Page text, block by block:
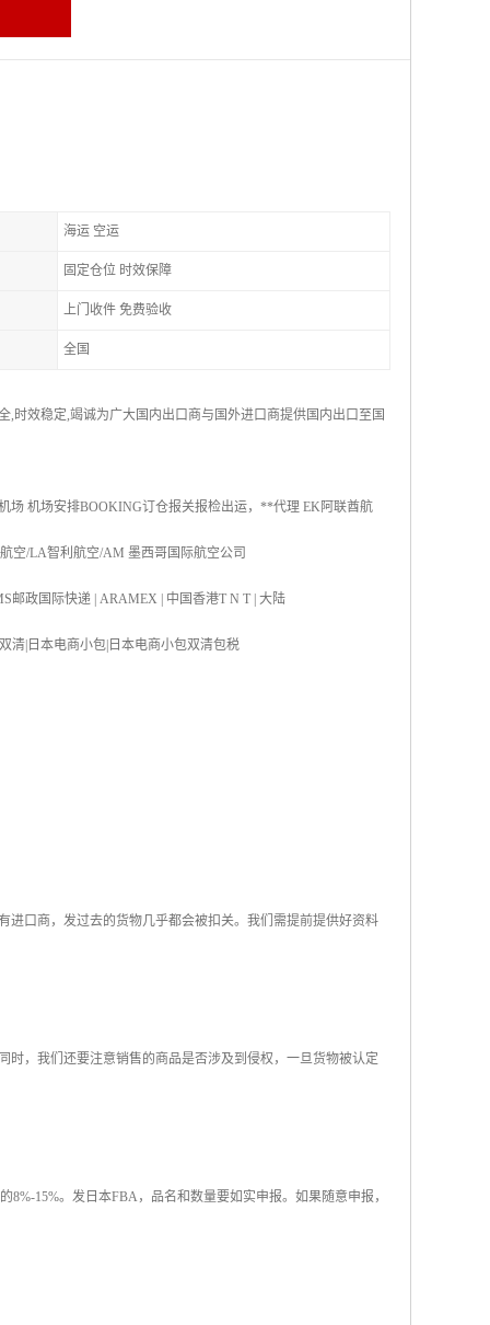
海运 空运
固定仓位 时效保障
上门收件 免费验收
全国
时效稳定,竭诚为广大国内出口商与国外进口商提供国内出口至国
场 机场安排BOOKING订仓报关报检出运，**代理 EK阿联酋航
空/LA智利航空/AM 墨西哥国际航空公司
邮政国际快递 | ARAMEX | 中国香港T N T | 大陆
清|日本电商小包|日本电商小包双清包税
口商，发过去的货物几乎都会被扣关。我们需提前提供好资料
，我们还要注意销售的商品是否涉及到侵权，一旦货物被认定
15%。发日本FBA，品名和数量要如实申报。如果随意申报，